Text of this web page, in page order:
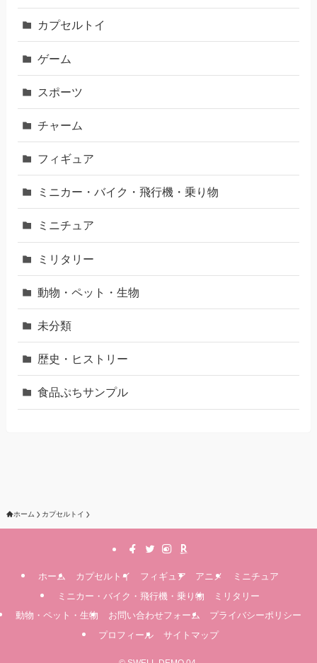
カプセルトイ
ゲーム
スポーツ
チャーム
フィギュア
ミニカー・バイク・飛行機・乗り物
ミニチュア
ミリタリー
動物・ペット・生物
未分類
歴史・ヒストリー
食品ぷちサンプル
ホーム カプセルトイ
ホーム カプセルトイ フィギュア アニメ
ミニチュア
ミニカー・バイク・飛行機・乗り物
ミリタリー
動物・ペット・生物
お問い合わせフォーム
プライバシーポリシー
プロフィール
サイトマップ